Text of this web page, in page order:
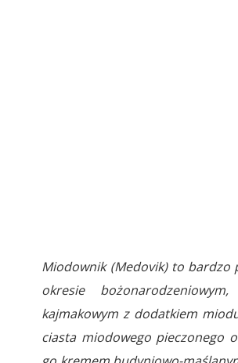
Miodownik (Medovik) to bardzo
okresie
kajmakowym z dodatkiem
ciasta miodowego pieczonego